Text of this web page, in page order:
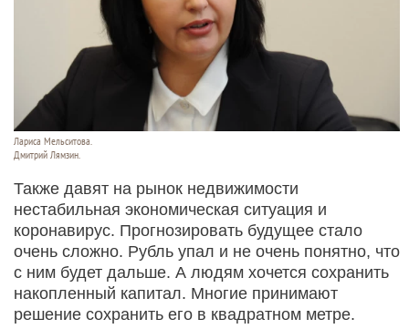
Лариса Мельситова.
Дмитрий Лямзин.
Также давят на рынок недвижимости
нестабильная экономическая ситуация и
коронавирус. Прогнозировать будущее стало
очень сложно. Рубль упал и не очень понятно, что
с ним будет дальше. А людям хочется сохранить
накопленный капитал. Многие принимают
решение сохранить его в квадратном метре.